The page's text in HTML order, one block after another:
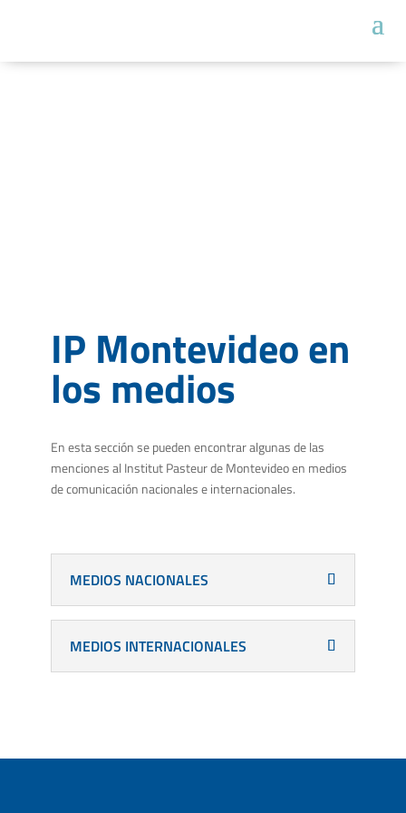
IP Montevideo en
los medios
En esta sección se pueden encontrar algunas de las
menciones al Institut Pasteur de Montevideo en medios
de comunicación nacionales e internacionales.
MEDIOS NACIONALES
MEDIOS INTERNACIONALES